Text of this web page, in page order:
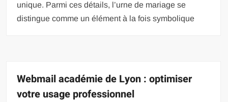
unique. Parmi ces détails, l’urne de mariage se
distingue comme un élément à la fois symbolique
Webmail académie de Lyon : optimiser
votre usage professionnel